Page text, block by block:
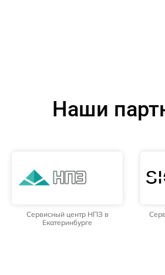
Наши
Сервисный центр НПЗ в
Екатеринбурге